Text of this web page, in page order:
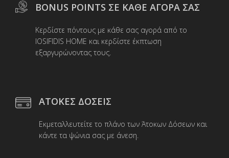
BONUS POINTS ΣΕ ΚΑΘΕ ΑΓΟΡΑ ΣΑΣ
Κερδίστε πόντους με κάθε σας αγορά από το
IOSIFIDIS HOME και κερδίστε έκπτωση
εξαργυρώνοντας τους.
ΑΤΟΚΕΣ ΔΟΣΕΙΣ
Εκμεταλλευτείτε το πλάνο των Άτοκων Δόσεων και
κάντε τα ψώνια σας με άνεση.